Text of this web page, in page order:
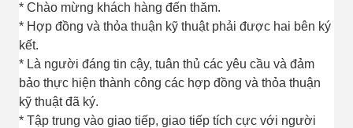
* Chào mừng khách hàng đến thăm.
* Hợp đồng và thỏa thuận kỹ thuật phải được hai bên ký
kết.
* Là người đáng tin cậy, tuân thủ các yêu cầu và đảm
bảo thực hiện thành công các hợp đồng và thỏa thuận
kỹ thuật đã ký.
* Tập trung vào giao tiếp, giao tiếp tích cực với người